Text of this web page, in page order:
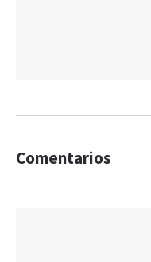
Comentarios